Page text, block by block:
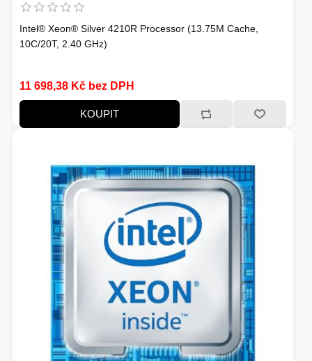
Intel® Xeon® Silver 4210R Processor (13.75M Cache,
10C/20T, 2.40 GHz)
11 698,38 Kč bez DPH
KOUPIT